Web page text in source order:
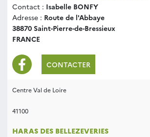
Contact : Isabelle BONFY
Adresse : Route de l'Abbaye
38870 Saint-Pierre-de-Bressieux
FRANCE
CONTACTER
Centre Val de Loire
41100
HARAS DES BELLEZEVERIES